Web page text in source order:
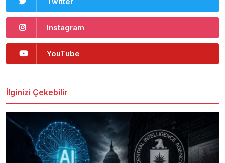
Instagram
YouTube
İlginizi Çekebilir